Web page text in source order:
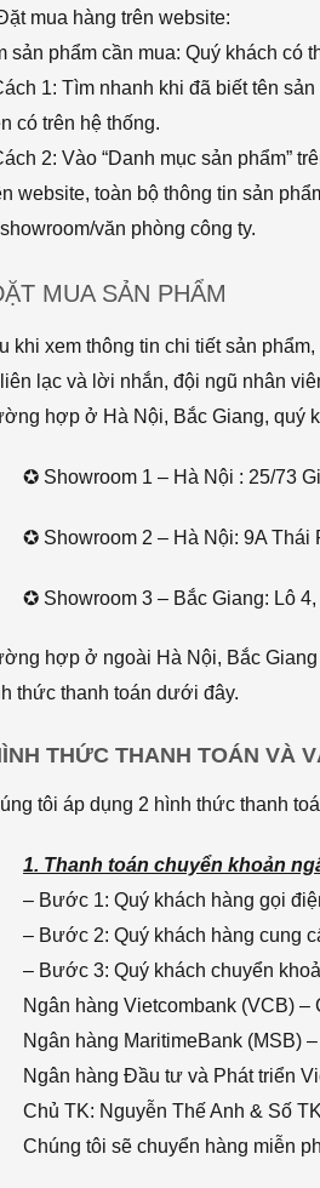
mua hàng trên website:
sản phẩm cần mua: Quý khách có
1: Tìm nhanh khi đã biết tên
có trên hệ thống.
2: Vào “Danh mục sản phẩm”
website, toàn bộ thông tin sản
văn phòng công ty.
MUA SẢN PHẨM
khi xem thông tin chi tiết sản
lạc và lời nhắn, đội ngũ nhân
hợp ở Hà Nội, Bắc Giang, quý
✪ Showroom 1 – Hà Nội : 25/73
✪ Showroom 2 – Hà Nội: 9A Thái
✪ Showroom 3 – Bắc Giang: Lô
hợp ở ngoài Hà Nội, Bắc
thức thanh toán dưới đây.
THỨC THANH TOÁN VÀ
tôi áp dụng 2 hình thức thanh
1. Thanh toán chuyển khoản
– Bước 1: Quý khách hàng gọi
– Bước 2: Quý khách hàng cung
– Bước 3: Quý khách chuyển
Ngân hàng Vietcombank (VCB)
Ngân hàng MaritimeBank (MSB)
Ngân hàng Đầu tư và Phát triển
Chủ TK: Nguyễn Thế Anh & Số
Chúng tôi sẽ chuyển hàng miễn